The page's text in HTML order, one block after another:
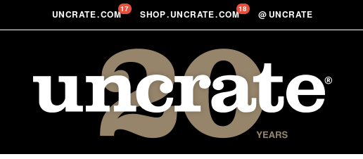
UNCRATE.COM17 SHOP.UNCRATE.COM18 @ UNCRATE